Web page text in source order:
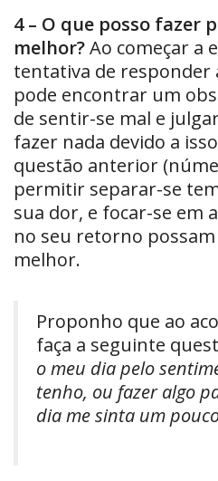
4 – O que posso fazer
melhor?Ao começar a
tentativa de responder
pode encontrar um
de sentir-se mal e
fazer nada devido a
questão anterior
permitir separar-se
sua dor, e focar-se em
no seu retorno
melhor.
Proponho que ao
faça a seguinte
o meu dia pelo
tenho, ou fazer algo
dia me sinta um